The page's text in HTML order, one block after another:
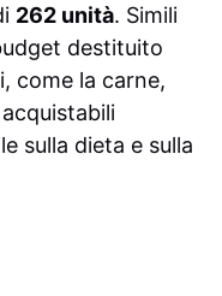
262 unità. Simili
destituito
come la carne,
sulla dieta e sulla